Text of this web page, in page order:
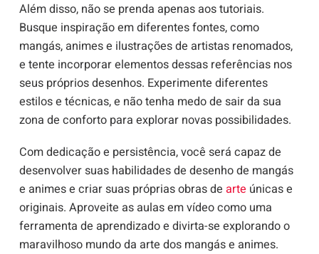
Além disso, não se prenda apenas aos tutoriais.
Busque inspiração em diferentes fontes, como
mangás, animes e ilustrações de artistas renomados,
e tente incorporar elementos dessas referências nos
seus próprios desenhos. Experimente diferentes
estilos e técnicas, e não tenha medo de sair da sua
zona de conforto para explorar novas possibilidades.
Com dedicação e persistência, você será capaz de
desenvolver suas habilidades de desenho de mangás
e animes e criar suas próprias obras de arte únicas e
originais. Aproveite as aulas em vídeo como uma
ferramenta de aprendizado e divirta-se explorando o
maravilhoso mundo da arte dos mangás e animes.